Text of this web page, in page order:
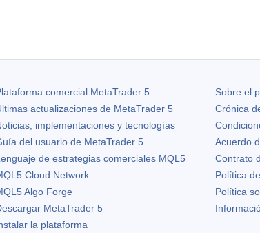
comercial MetaTrader 5
actualizaciones de MetaTrader 5
implementaciones y tecnologías
del usuario de MetaTrader 5
de estrategias comerciales MQL5
Cloud Network
Algo Forge
MetaTrader 5
la plataforma
Sobre el
Crónica
Acuerdo
Contrato
Política
Política